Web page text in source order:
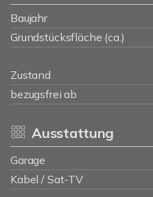
Baujahr
Grundstücksfläche (ca.)
Zustand
bezugsfrei ab
Ausstattung
Garage
Kabel / Sat-TV